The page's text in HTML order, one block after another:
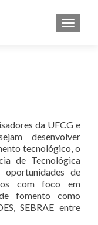
da UFCG e
desenvolver
tecnológico, o
de Tecnológica
de
com foco em
fomento como
SEBRAE entre